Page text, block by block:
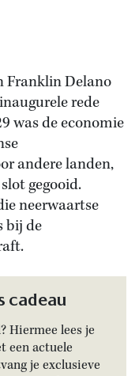
Franklin Delano
rede
was de economie
andere landen,
gegooid.
neerwaartse
bij de
cadeau
Hiermee lees je
een actuele
je exclusieve